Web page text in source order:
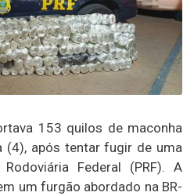
153 quilos de maconha
após tentar fugir de uma
Federal (PRF). A
um furgão abordado na BR-